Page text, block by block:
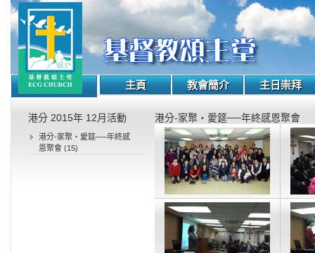
主頁 教會簡介 主日崇拜
港分 2015年 12月活動
港分-家聚‧愛筵──年終感
恩聚會 (15)
港分-家聚‧愛筵──年終感恩聚會